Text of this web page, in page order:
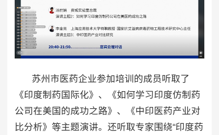
苏州市医药企业参加培训的成员听取了
《印度制药国际化》、《如何学习印度仿制药
公司在美国的成功之路》、《中印医药产业对
比分析》等主题演讲。 还听取专家围绕“印度药